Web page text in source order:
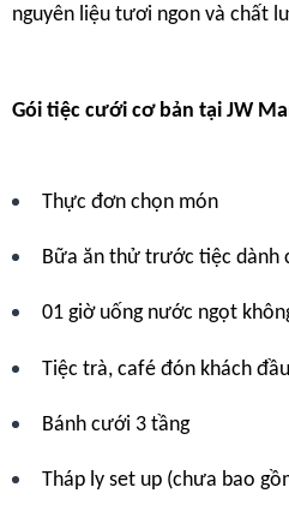
nguyên liệu tươi ngon và chất
Gói tiệc cưới cơ bản tại JW
Thực đơn chọn món
Bữa ăn thử trước tiệc dành
01 giờ uống nước ngọt
Tiệc trà, café đón khách
Bánh cưới 3 tầng
Tháp ly set up (chưa bao